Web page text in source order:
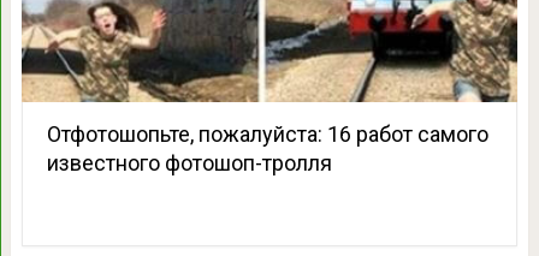
Отфотошопьте, пожалуйста: 16 работ самого
известного фотошоп-тролля